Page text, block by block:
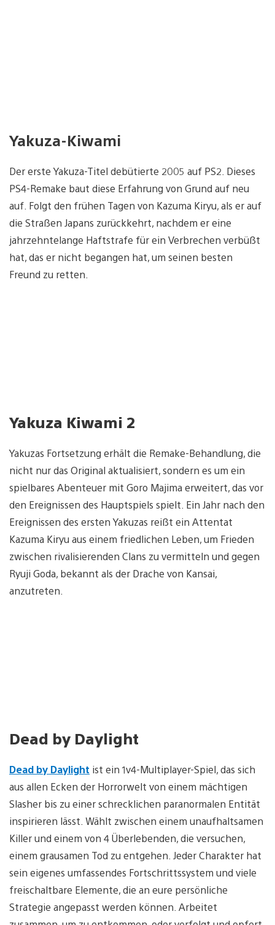
Yakuza-Kiwami
Der erste Yakuza-Titel debütierte 2005 auf PS2. Dieses
PS4-Remake baut diese Erfahrung von Grund auf neu
auf. Folgt den frühen Tagen von Kazuma Kiryu, als er auf
die Straßen Japans zurückkehrt, nachdem er eine
jahrzehntelange Haftstrafe für ein Verbrechen verbüßt
hat, das er nicht begangen hat, um seinen besten
Freund zu retten.
Yakuza Kiwami 2
Yakuzas Fortsetzung erhält die Remake-Behandlung, die
nicht nur das Original aktualisiert, sondern es um ein
spielbares Abenteuer mit Goro Majima erweitert, das vor
den Ereignissen des Hauptspiels spielt. Ein Jahr nach den
Ereignissen des ersten Yakuzas reißt ein Attentat
Kazuma Kiryu aus einem friedlichen Leben, um Frieden
zwischen rivalisierenden Clans zu vermitteln und gegen
Ryuji Goda, bekannt als der Drache von Kansai,
anzutreten.
Dead by Daylight
Dead by Daylight ist ein 1v4-Multiplayer-Spiel, das sich
aus allen Ecken der Horrorwelt von einem mächtigen
Slasher bis zu einer schrecklichen paranormalen Entität
inspirieren lässt. Wählt zwischen einem unaufhaltsamen
Killer und einem von 4 Überlebenden, die versuchen,
einem grausamen Tod zu entgehen. Jeder Charakter hat
sein eigenes umfassendes Fortschrittssystem und viele
freischaltbare Elemente, die an eure persönliche
Strategie angepasst werden können. Arbeitet